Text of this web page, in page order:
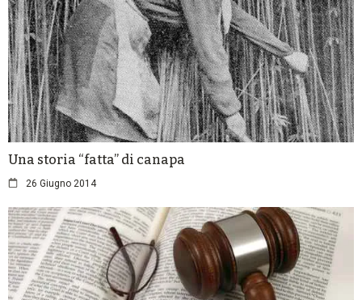
Una storia “fatta” di canapa
26 Giugno 2014